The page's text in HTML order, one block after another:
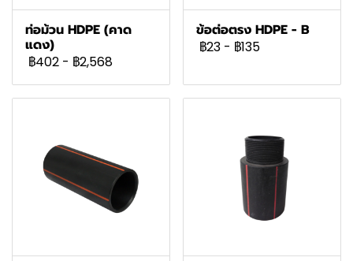
ท่อม้วน HDPE (คาด
แดง)
฿402 - ฿2,568
ข้อต่อตรง HDPE - B
฿23 - ฿135